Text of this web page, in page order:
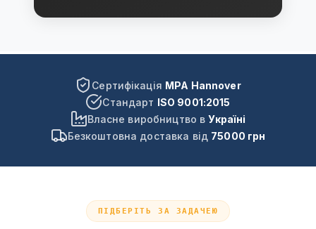
Сертифікація MPA Hannover
Стандарт ISO 9001:2015
Власне виробництво вУкраїні
Безкоштовна доставка від 75000 грн
ПІДБЕРІТЬ ЗА ЗАДАЧЕЮ